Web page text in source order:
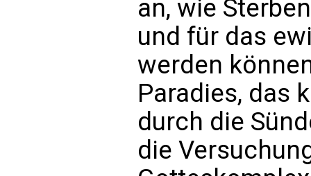
an, wie
und für das
werden
Paradies, das
durch die
die